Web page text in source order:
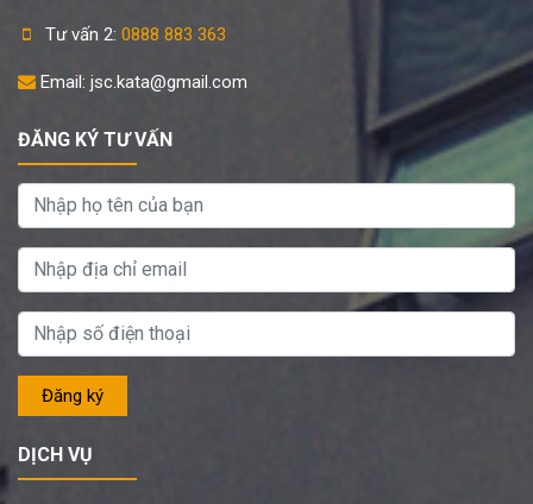
Tư vấn 2: 0888 883 363
Email: jsc.kata@gmail.com
ĐĂNG KÝ TƯ VẤN
DỊCH VỤ